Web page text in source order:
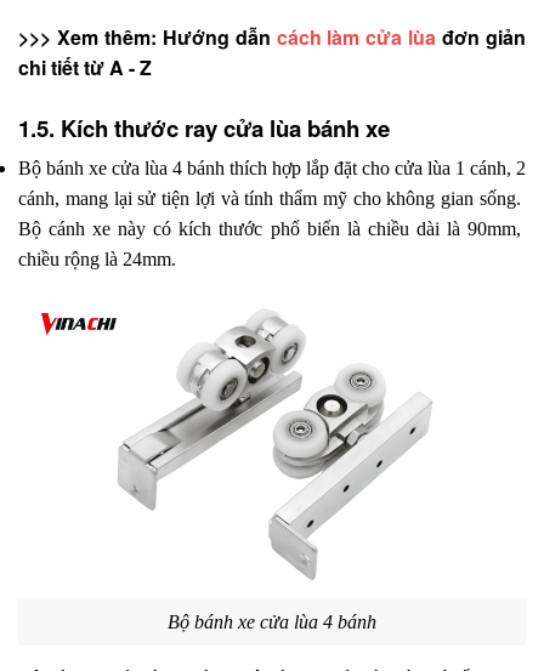
>>> Xem thêm: Hướng dẫn cách làm cửa lùa đơn giản
chi tiết từ A - Z
1.5. Kích thước ray cửa lùa bánh xe
Bộ bánh xe cửa lùa 4 bánh thích hợp lắp đặt cho cửa lùa 1 cánh, 2
cánh, mang lại sử tiện lợi và tính thẩm mỹ cho không gian sống.
Bộ cánh xe này có kích thước phổ biến là chiều dài là 90mm,
chiều rộng là 24mm.
Bộ bánh xe cửa lùa 4 bánh